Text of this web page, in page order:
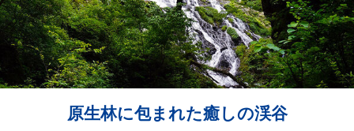
原生林に包まれた癒しの渓谷